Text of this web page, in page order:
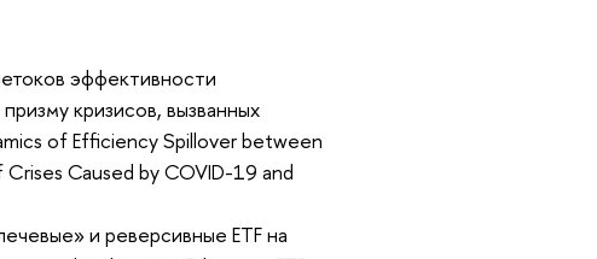
эффективности
кризисов, вызванных
of Efficiency Spillover between
Caused by COVID-19 and
и реверсивные ETF на